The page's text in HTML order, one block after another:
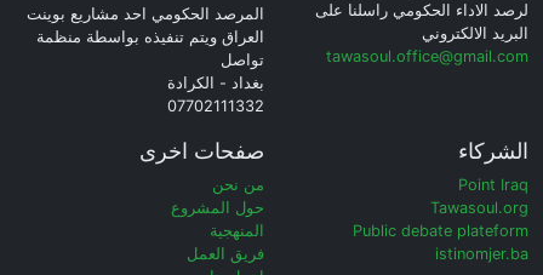
لرصد الاداء الحكومي راسلنا على
البريد الالكتروني
tawasoul.office@gmail.com
المرصد الحكومي احد مشاريع بوينت
العراق ويتم تنفيذه بواسطة منظمة
تواصل
بغداد - الكرادة
07702111332
الشركاء
Point Iraq
Tawasoul.org
Public debate plateform
istinomjer.ba
صفحات اخرى
من نحن
حول المشروع
المنهجية
فريق العمل